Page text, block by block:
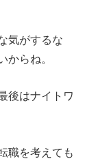
気がするな
からね。
後はナイトワ
職を考えても